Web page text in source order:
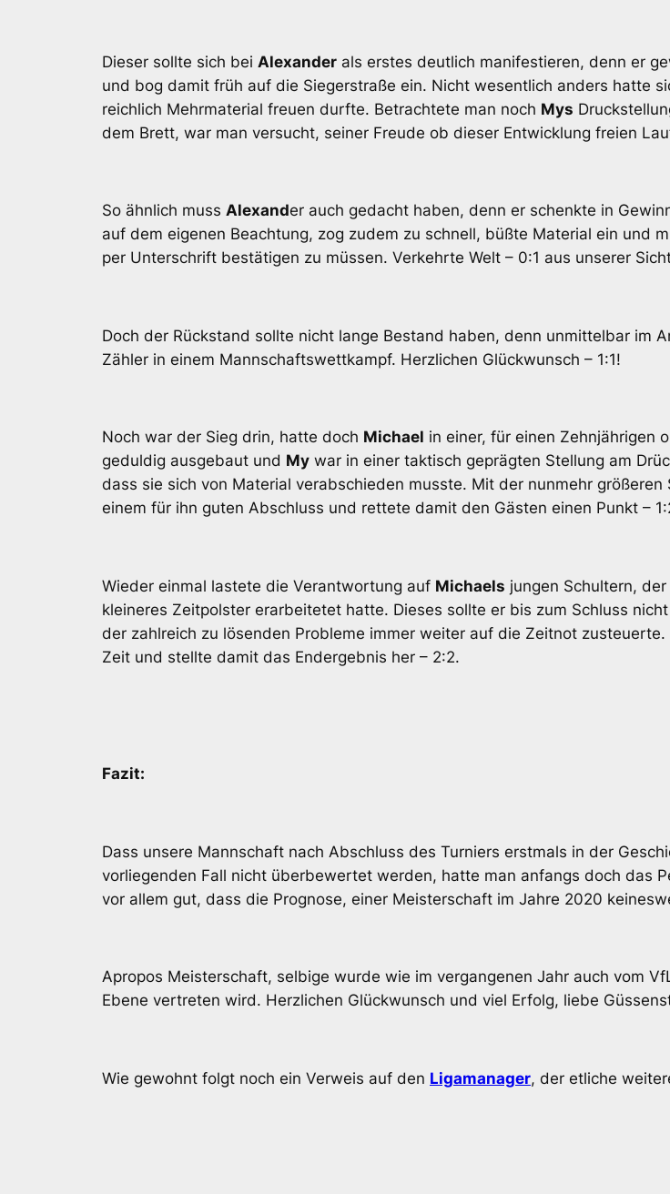
Dieser sollte sich bei Alexander als erstes deutlich manifestieren, denn er
und bog damit früh auf die Siegerstraße ein. Nicht wesentlich anders hatte
reichlich Mehrmaterial freuen durfte. Betrachtete man noch Mys
dem Brett, war man versucht, seiner Freude ob dieser Entwicklung freien
So ähnlich muss Alexander auch gedacht haben, denn er schenkte in
auf dem eigenen Beachtung, zog zudem zu schnell, büßte Material ein und
per Unterschrift bestätigen zu müssen. Verkehrte Welt – 0:1 aus unserer
Doch der Rückstand sollte nicht lange Bestand haben, denn unmittelbar im
Zähler in einem Mannschaftswettkampf. Herzlichen Glückwunsch – 1:1!
Noch war der Sieg drin, hatte doch Michael in einer, für einen Zehnjährigen
geduldig ausgebaut und My war in einer taktisch geprägten Stellung am
dass sie sich von Material verabschieden musste. Mit der nunmehr
einem für ihn guten Abschluss und rettete damit den Gästen einen Punkt –
Wieder einmal lastete die Verantwortung auf Michaels jungen Schultern,
kleineres Zeitpolster erarbeitetet hatte. Dieses sollte er bis zum Schluss
der zahlreich zu lösenden Probleme immer weiter auf die Zeitnot
Zeit und stellte damit das Endergebnis her – 2:2.
Fazit:
Dass unsere Mannschaft nach Abschluss des Turniers erstmals in der
vorliegenden Fall nicht überbewertet werden, hatte man anfangs doch das
vor allem gut, dass die Prognose, einer Meisterschaft im Jahre 2020
Apropos Meisterschaft, selbige wurde wie im vergangenen Jahr auch vom
Ebene vertreten wird. Herzlichen Glückwunsch und viel Erfolg, liebe
Wie gewohnt folgt noch ein Verweis auf den Ligamanager, der etliche